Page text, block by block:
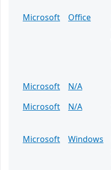
Microsoft
Office
Microsoft
N/A
Microsoft
N/A
Microsoft
Windows